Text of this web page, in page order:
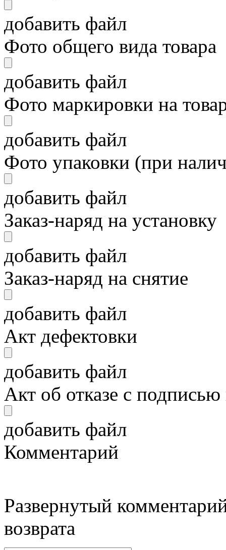
добавить файл
Фото общего вида товара
добавить файл
Фото маркировки на
добавить файл
Фото упаковки (при
добавить файл
Заказ-наряд на установку
добавить файл
Заказ-наряд на снятие
добавить файл
Акт дефектовки
добавить файл
Акт об отказе с
добавить файл
Комментарий
Развернутый
возврата